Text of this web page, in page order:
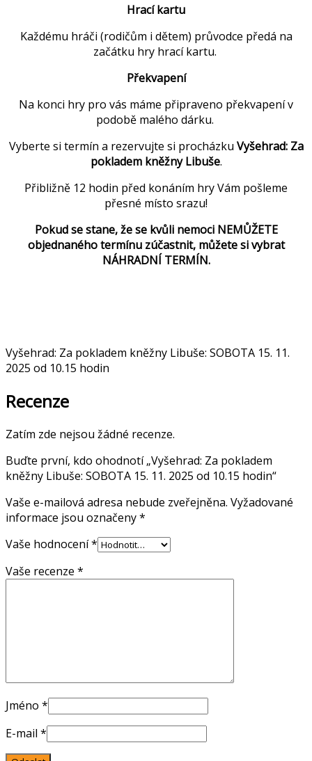
Hrací kartu
Každému hráči (rodičům i dětem) průvodce předá na
začátku hry hrací kartu.
Překvapení
Na konci hry pro vás máme připraveno překvapení v
podobě malého dárku.
Vyberte si termín a rezervujte si procházku Vyšehrad: Za
pokladem kněžny Libuše.
Přibližně 12 hodin před konáním hry Vám pošleme
přesné místo srazu!
Pokud se stane, že se kvůli nemoci NEMŮŽETE
objednaného termínu zúčastnit, můžete si vybrat
NÁHRADNÍ TERMÍN.
Vyšehrad: Za pokladem kněžny Libuše: SOBOTA 15. 11.
2025 od 10.15 hodin
Recenze
Zatím zde nejsou žádné recenze.
Buďte první, kdo ohodnotí „Vyšehrad: Za pokladem
kněžny Libuše: SOBOTA 15. 11. 2025 od 10.15 hodin“
Vaše e-mailová adresa nebude zveřejněna. Vyžadované
informace jsou označeny*
Vaše hodnocení*
Vaše recenze *
Jméno *
E-mail *